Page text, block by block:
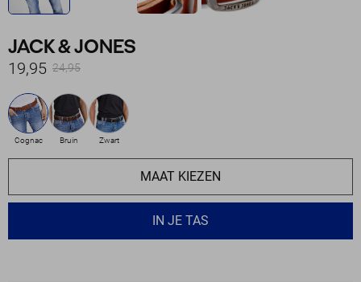
JACK & JONES
19,95 24,95
Cognac Bruin Zwart
MAAT KIEZEN
IN JE TAS